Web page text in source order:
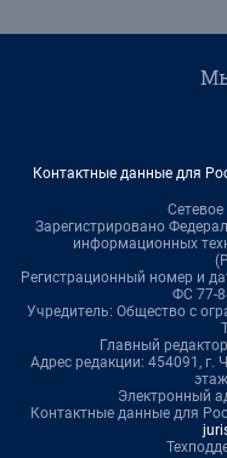
Контактные данные для
Сетевое
Зарегистрировано
информационных
Регистрационный номер и
ФС 77-
Учредитель: Общество с
Главный
Адрес редакции: 454091, г.
Электронный
Контактные данные для